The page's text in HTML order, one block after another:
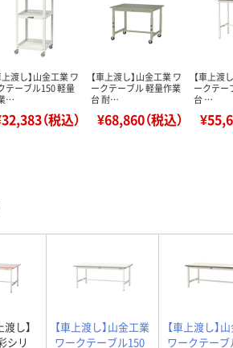
上渡し】山金工業 ワ
テーブル150 軽量
…
（税込）
【車上渡し】山金工業 ワ
ークテーブル 軽量作業
台 耐…
¥68,860（税込）
【車上渡
ークテー
台 …
渡し】
シリ
【車上渡し】山金工業
ワークテーブル150
【車上渡し】
ワークテーブ